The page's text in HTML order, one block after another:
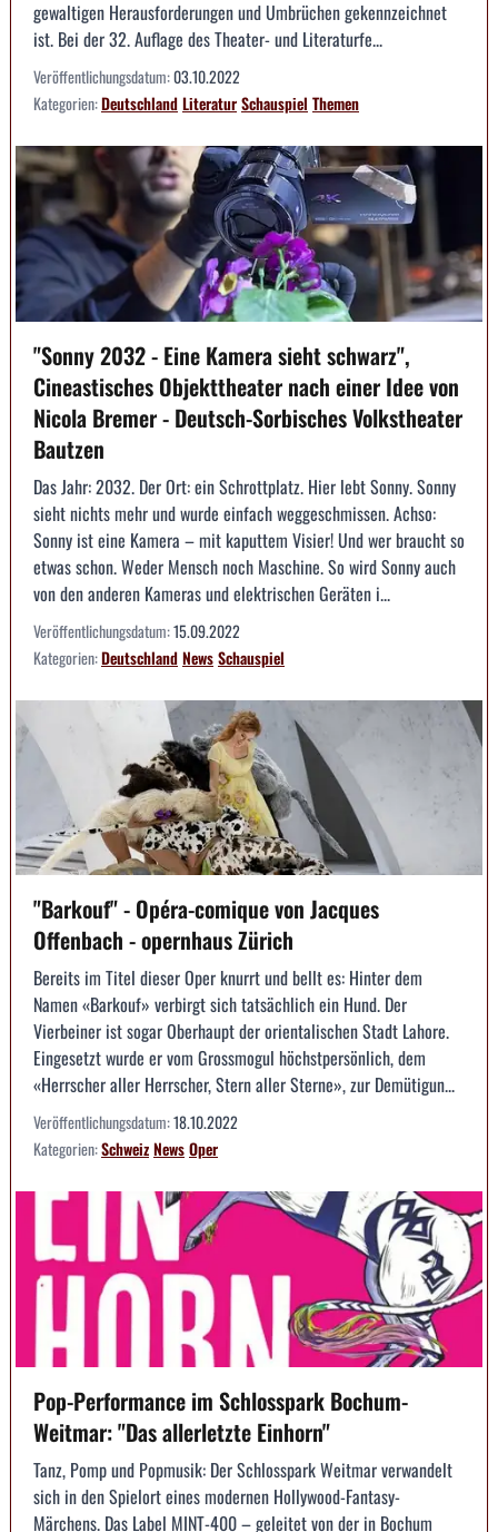
gewaltigen Herausforderungen und Umbrüchen gekennzeichnet
ist. Bei der 32. Auflage des Theater- und Literaturfe...
Veröffentlichungsdatum:03.10.2022
Kategorien:DeutschlandLiteraturSchauspiel Themen
"Sonny 2032 - Eine Kamera sieht schwarz",
Cineastisches Objekttheater nach einer Idee von
Nicola Bremer - Deutsch-Sorbisches Volkstheater
Bautzen
Das Jahr: 2032. Der Ort: ein Schrottplatz. Hier lebt Sonny. Sonny
sieht nichts mehr und wurde einfach weggeschmissen. Achso:
Sonny ist eine Kamera – mit kaputtem Visier! Und wer braucht so
etwas schon. Weder Mensch noch Maschine. So wird Sonny auch
von den anderen Kameras und elektrischen Geräten i...
Veröffentlichungsdatum:15.09.2022
Kategorien:DeutschlandNewsSchauspiel
"Barkouf" - Opéra-comique von Jacques
Offenbach - opernhaus Zürich
Bereits im Titel dieser Oper knurrt und bellt es: Hinter dem
Namen «Barkouf» verbirgt sich tatsächlich ein Hund. Der
Vierbeiner ist sogar Oberhaupt der orientalischen Stadt Lahore.
Eingesetzt wurde er vom Grossmogul höchstpersönlich, dem
«Herrscher aller Herrscher, Stern aller Sterne», zur Demütigun...
Veröffentlichungsdatum:18.10.2022
Kategorien:SchweizNewsOper
Pop-Performance im Schlosspark Bochum-
Weitmar: "Das allerletzte Einhorn"
Tanz, Pomp und Popmusik: Der Schlosspark Weitmar verwandelt
sich in den Spielort eines modernen Hollywood-Fantasy-
Märchens. Das Label MINT-400 – geleitet von der in Bochum